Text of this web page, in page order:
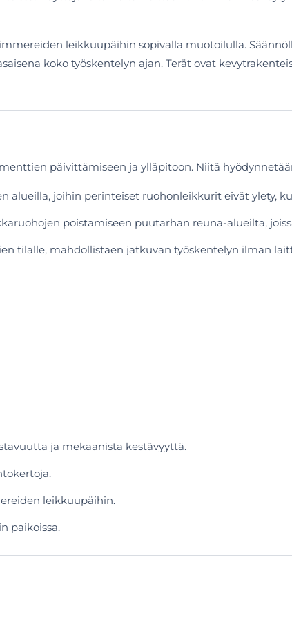
leikkuupäihin sopivalla muotoilulla.
koko työskentelyn ajan. Terät ovat
päivittämiseen ja ylläpitoon. Niitä
alueilla, joihin perinteiset ruohonleikkurit eivät ylety,
poistamiseen puutarhan reuna-alueilta,
tilalle, mahdollistaen jatkuvan työskentelyn ilman
ja mekaanista kestävyyttä.
leikkuupäihin.
paikoissa.